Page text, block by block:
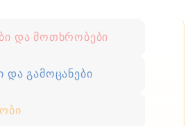
და მოთხრობები
და გამოცანები